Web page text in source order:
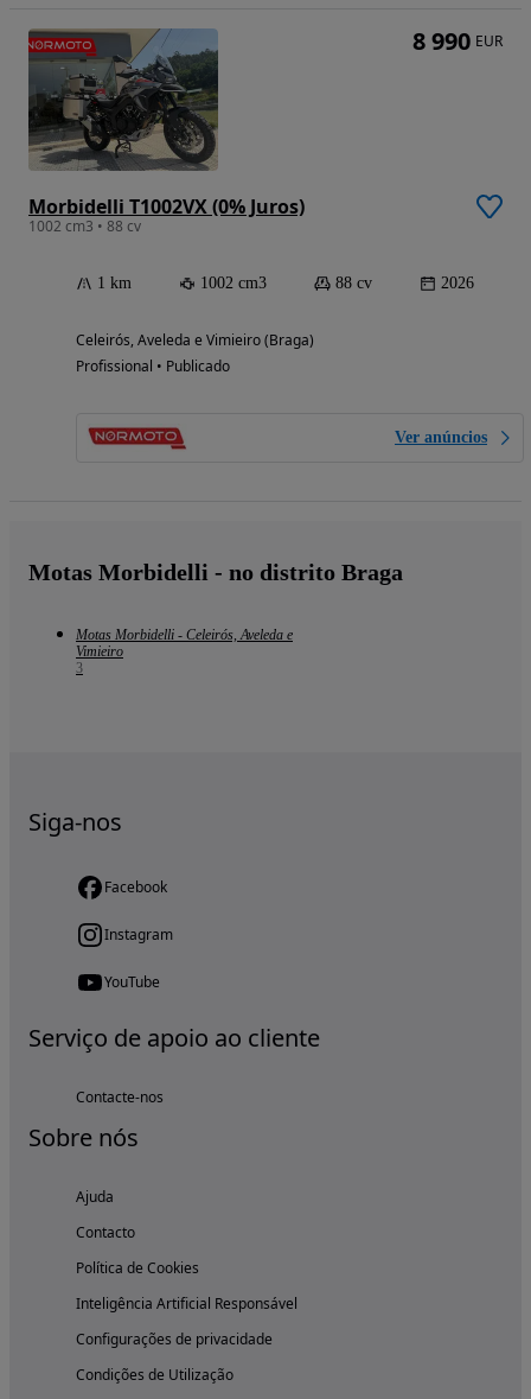
Morbidelli T1002VX (0% Juros)
1002 cm3 • 88 cv
1 km 1002 cm3 88 cv 2026
Celeirós, Aveleda e Vimieiro (Braga)
Profissional • Publicado
Ver anúncios
8 990 EUR
Motas Morbidelli - no distrito Braga
Motas Morbidelli - Celeirós, Aveleda e
Vimieiro
3
Siga-nos
Facebook
Instagram
YouTube
Serviço de apoio ao cliente
Contacte-nos
Sobre nós
Ajuda
Contacto
Política de Cookies
Inteligência Artificial Responsável
Configurações de privacidade
Condições de Utilização